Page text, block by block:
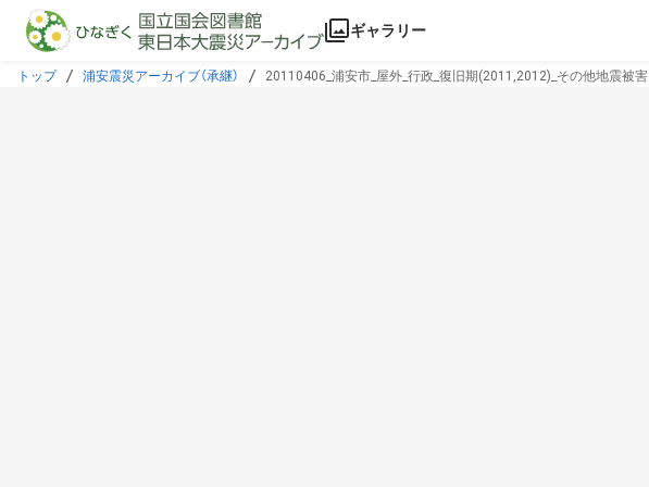
本文に飛ぶ
ギャラリー
トップ 浦安震災アーカイブ（承継） 20110406_浦安市_屋外_行政_復旧期(2011,2012)_その他地震被害